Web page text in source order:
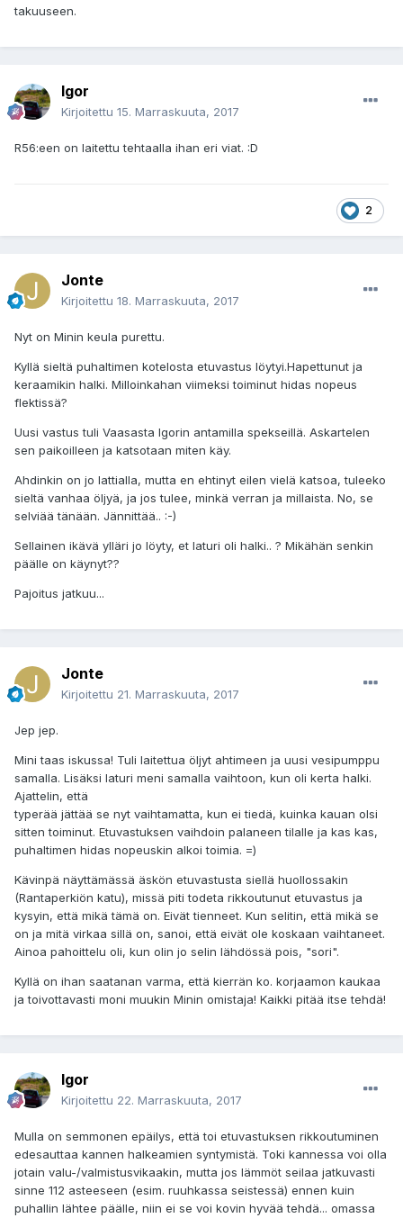
takuuseen.
Igor
Kirjoitettu 15. Marraskuuta, 2017
R56:een on laitettu tehtaalla ihan eri viat. :D
2
Jonte
Kirjoitettu 18. Marraskuuta, 2017
Nyt on Minin keula purettu.
Kyllä sieltä puhaltimen kotelosta etuvastus löytyi.Hapettunut ja
keraamikin halki. Milloinkahan viimeksi toiminut hidas nopeus
flektissä?
Uusi vastus tuli Vaasasta Igorin antamilla spekseillä. Askartelen
sen paikoilleen ja katsotaan miten käy.
Ahdinkin on jo lattialla, mutta en ehtinyt eilen vielä katsoa, tuleeko
sieltä vanhaa öljyä, ja jos tulee, minkä verran ja millaista. No, se
selviää tänään. Jännittää.. :-)
Sellainen ikävä ylläri jo löyty, et laturi oli halki.. ? Mikähän senkin
päälle on käynyt??
Pajoitus jatkuu...
Jonte
Kirjoitettu 21. Marraskuuta, 2017
Jep jep.
Mini taas iskussa! Tuli laitettua öljyt ahtimeen ja uusi vesipumppu
samalla. Lisäksi laturi meni samalla vaihtoon, kun oli kerta halki.
Ajattelin, että
typerää jättää se nyt vaihtamatta, kun ei tiedä, kuinka kauan olsi
sitten toiminut. Etuvastuksen vaihdoin palaneen tilalle ja kas kas,
puhaltimen hidas nopeuskin alkoi toimia. =)
Kävinpä näyttämässä äskön etuvastusta siellä huollossakin
(Rantaperkiön katu), missä piti todeta rikkoutunut etuvastus ja
kysyin, että mikä tämä on. Eivät tienneet. Kun selitin, että mikä se
on ja mitä virkaa sillä on, sanoi, että eivät ole koskaan vaihtaneet.
Ainoa pahoittelu oli, kun olin jo selin lähdössä pois, "sori".
Kyllä on ihan saatanan varma, että kierrän ko. korjaamon kaukaa
ja toivottavasti moni muukin Minin omistaja! Kaikki pitää itse tehdä!
Igor
Kirjoitettu 22. Marraskuuta, 2017
Mulla on semmonen epäilys, että toi etuvastuksen rikkoutuminen
edesauttaa kannen halkeamien syntymistä. Toki kannessa voi olla
jotain valu-/valmistusvikaakin, mutta jos lämmöt seilaa jatkuvasti
sinne 112 asteeseen (esim. ruuhkassa seistessä) ennen kuin
puhallin lähtee päälle, niin ei se voi kovin hyvää tehdä... omassa